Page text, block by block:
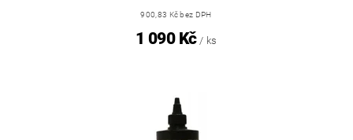
900,83 Kč bez DPH
1 090 Kč / ks